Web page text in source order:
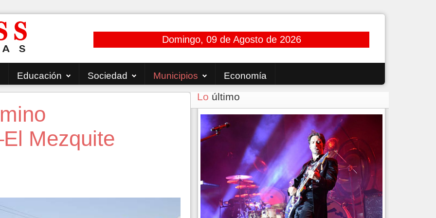
Domingo, 09 de Agosto de 2026
Educación Sociedad Municipios Economía
Mezquite
Lo último